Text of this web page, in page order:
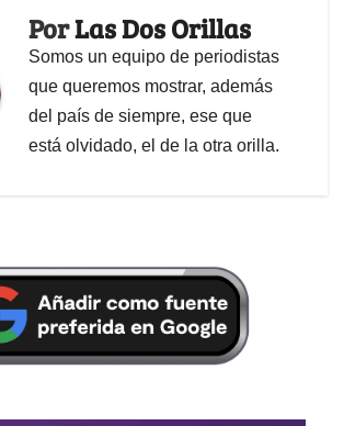
PorLas Dos Orillas
Somos un equipo de periodistas
que queremos mostrar, además
del país de siempre, ese que
está olvidado, el de la otra orilla.